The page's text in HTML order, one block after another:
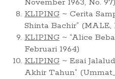
November 1963, No. 97)
KLIPING ~ Cerita
Shinta Bachir” (MALE,
KLIPING ~ “Alice
Februari 1964)
KLIPING ~ Esai
Akhir Tahun”